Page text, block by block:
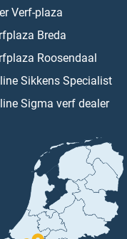
Verf-plaza
Breda
Roosendaal
Sikkens Specialist
Sigma verf dealer